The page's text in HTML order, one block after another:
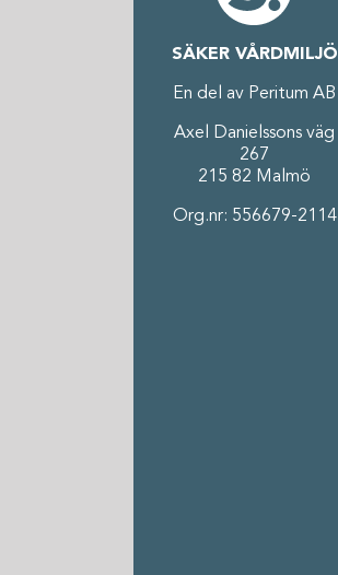
SÄKER VÅRDMILJÖ
En del av Peritum AB
Axel Danielssons väg
267
215 82 Malmö
Org.nr: 556679-2114